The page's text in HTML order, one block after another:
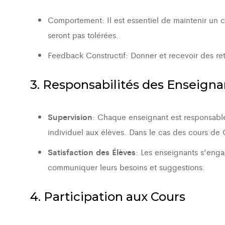
Comportement: Il est essentiel de maintenir un
seront pas tolérées.
Feedback Constructif: Donner et recevoir des
3. Responsabilités des
Supervision: Chaque enseignant est
individuel aux élèves. Dans le cas des cours
Satisfaction des Élèves: Les enseignants
communiquer leurs besoins et suggestions.
4. Participation aux Cours